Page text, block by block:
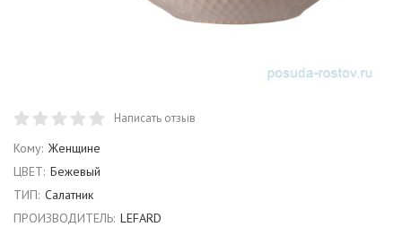
Написать отзыв
Кому: Женщине
ЦВЕТ: Бежевый
ТИП: Салатник
ПРОИЗВОДИТЕЛЬ: LEFARD